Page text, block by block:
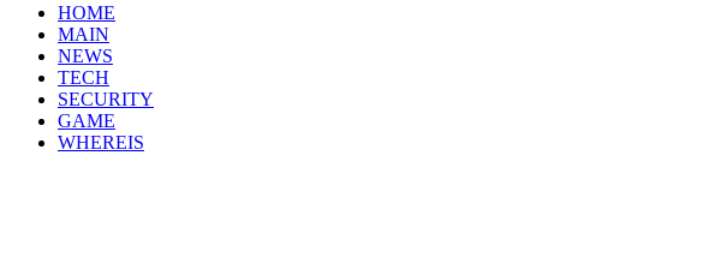
HOME
MAIN
NEWS
TECH
SECURITY
GAME
WHEREIS